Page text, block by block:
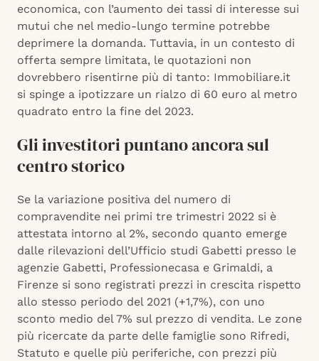
economica, con l’aumento dei tassi di interesse sui
mutui che nel medio-lungo termine potrebbe
deprimere la domanda. Tuttavia, in un contesto di
offerta sempre limitata, le quotazioni non
dovrebbero risentirne più di tanto: Immobiliare.it
si spinge a ipotizzare un rialzo di 60 euro al metro
quadrato entro la fine del 2023.
Gli investitori puntano ancora sul
centro storico
Se la variazione positiva del numero di
compravendite nei primi tre trimestri 2022 si è
attestata intorno al 2%, secondo quanto emerge
dalle rilevazioni dell’Ufficio studi Gabetti presso le
agenzie Gabetti, Professionecasa e Grimaldi, a
Firenze si sono registrati prezzi in crescita rispetto
allo stesso periodo del 2021 (+1,7%), con uno
sconto medio del 7% sul prezzo di vendita. Le zone
più ricercate da parte delle famiglie sono Rifredi,
Statuto e quelle più periferiche, con prezzi più